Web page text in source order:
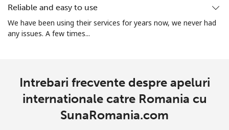
Reliable and easy to use
We have been using their services for years now, we never had
any issues. A few times...
Intrebari frecvente despre apeluri
internationale catre Romania cu
SunaRomania.com